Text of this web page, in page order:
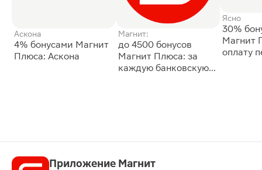
Аскона
4% бонусами Магнит
Плюса: Аскона
Магнит:
до 4500 бонусов
Магнит Плюса: за
каждую банковскую
Ясно
30%
Магнит
оплату
Приложение Магнит